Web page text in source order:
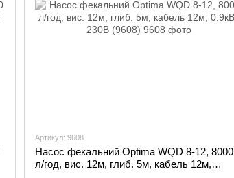
Артикул: 9608
Насос фекальний Optima WQD 8-12, 8000
л/год, вис. 12м, глиб. 5м, кабель 12м,